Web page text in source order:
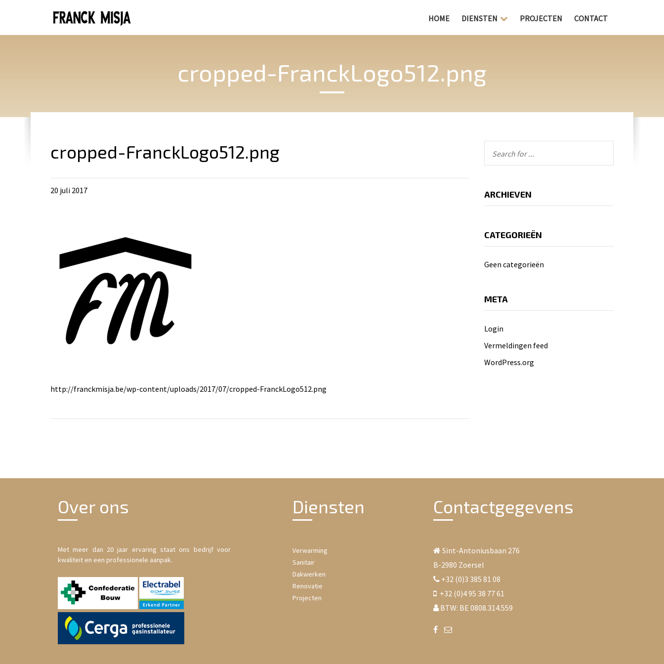
HOME DIENSTEN PROJECTEN CONTACT
cropped-FranckLogo512.png
cropped-FranckLogo512.png
20 juli 2017
http://franckmisja.be/wp-content/uploads/2017/07/cropped-FranckLogo512.png
ARCHIEVEN
CATEGORIEËN
Geen categorieën
META
Login
Vermeldingen feed
WordPress.org
Over ons
Met meer dan 20 jaar ervaring staat ons bedrijf voor
kwaliteit en een professionele aanpak.
Diensten
Verwarming
Sanitair
Dakwerken
Renovatie
Projecten
Contactgegevens
Sint-Antoniusbaan 276
B-2980 Zoersel
+32 (0)3 385 81 08
+32 (0)4 95 38 77 61
BTW: BE 0808.314.559